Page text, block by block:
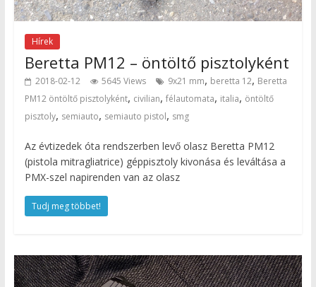
Hírek
Beretta PM12 – öntöltő pisztolyként
2018-02-12 5645 Views 9x21 mm, beretta 12, Beretta
PM12 öntöltő pisztolyként, civilian, félautomata, italia, öntöltő
pisztoly, semiauto, semiauto pistol, smg
Az évtizedek óta rendszerben levő olasz Beretta PM12
(pistola mitragliatrice) géppisztoly kivonása és leváltása a
PMX-szel napirenden van az olasz
Tudj meg többet!